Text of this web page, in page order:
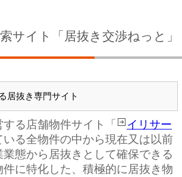
サイト「居抜き交渉ねっと」
居抜き専門サイト
る店舗物件サイト「
イリサー
いる全物件の中から現在又は以前
態から居抜きとして確保できる
に特化した、積極的に居抜き物